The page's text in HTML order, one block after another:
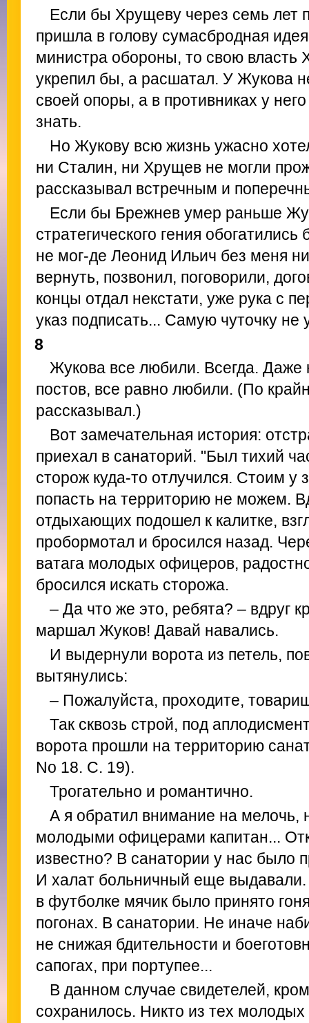
Если бы Хрущеву через семь лет
пришла в голову сумасбродная
министра обороны, то свою власть
укрепил бы, а расшатал. У Жукова
своей опоры, а в противниках у
знать.
Но Жукову всю жизнь ужасно
ни Сталин, ни Хрущев не могли
рассказывал встречным и
Если бы Брежнев умер раньше
стратегического гения
не мог-де Леонид Ильич без меня
вернуть, позвонил, поговорили,
концы отдал некстати, уже рука с
указ подписать... Самую чуточку не
8
Жукова все любили. Всегда. Даже
постов, все равно любили. (По
рассказывал.)
Вот замечательная история:
приехал в санаторий. "Был тихий
сторож куда-то отлучился. Стоим у
попасть на территорию не можем.
отдыхающих подошел к калитке,
пробормотал и бросился назад.
ватага молодых офицеров,
бросился искать сторожа.
– Да что же это, ребята? – вдруг
маршал Жуков! Давай навались.
И выдернули ворота из петель,
вытянулись:
– Пожалуйста, проходите,
Так сквозь строй, под
ворота прошли на территорию
No 18. С. 19).
Трогательно и романтично.
А я обратил внимание на мелочь,
молодыми офицерами капитан...
известно? В санатории у нас было
И халат больничный еще
в футболке мячик было принято
погонах. В санатории. Не иначе
не снижая бдительности и
сапогах, при портупее...
В данном случае свидетелей,
сохранилось. Никто из тех